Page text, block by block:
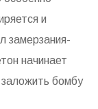
и
замерзания-
начинает
бомбу